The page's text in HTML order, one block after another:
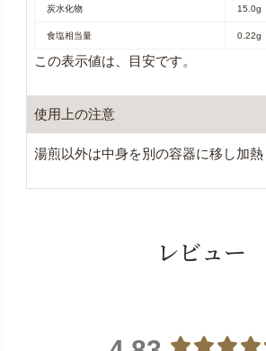
炭水化物 15.0g
食塩相当量 0.22g
この表示値は、目安です。
使用上の注意
湯煎以外は中身を別の容器に移し加熱
レビュー